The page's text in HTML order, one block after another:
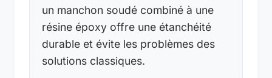
un manchon soudé combiné à une
résine époxy offre une étanchéité
durable et évite les problèmes des
solutions classiques.